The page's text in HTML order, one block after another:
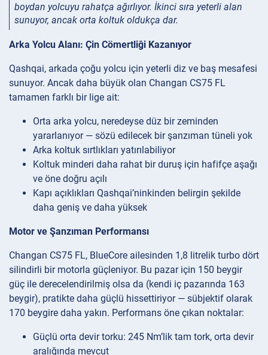
boydan yolcuyu rahatça ağırlıyor. İkinci sıra yeterli alan
sunuyor, ancak orta koltuk oldukça dar.
Arka Yolcu Alanı: Çin Cömertliği Kazanıyor
Qashqai, arkada çoğu yolcu için yeterli diz ve baş mesafesi
sunuyor. Ancak daha büyük olan Changan CS75 FL
tamamen farklı bir lige ait:
Orta arka yolcu, neredeyse düz bir zeminden
yararlanıyor — sözü edilecek bir şanzıman tüneli yok
Arka koltuk sırtlıkları yatırılabiliyor
Koltuk minderi daha rahat bir duruş için hafifçe aşağı
ve öne doğru açılı
Kapı açıklıkları Qashqai’ninkinden belirgin şekilde
daha geniş ve daha yüksek
Motor ve Şanzıman Performansı
Changan CS75 FL, BlueCore ailesinden 1,8 litrelik turbo dört
silindirli bir motorla güçleniyor. Bu pazar için 150 beygir
güç ile derecelendirilmiş olsa da (kendi iç pazarında 163
beygir), pratikte daha güçlü hissettiriyor — sübjektif olarak
170 beygire daha yakın. Performans öne çıkan noktalar:
Güçlü orta devir torku: 245 Nm’lik tam tork, orta devir
aralığında mevcut